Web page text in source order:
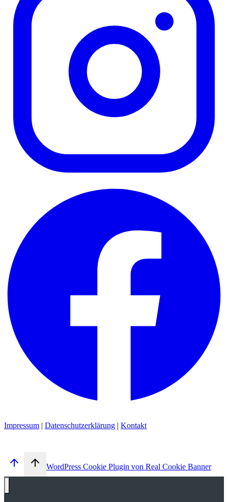
Impressum | Datenschutzerklärung | Kontakt
WordPress Cookie Plugin von Real Cookie Banner